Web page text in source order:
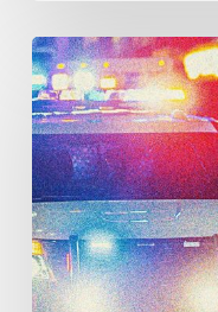
Le
LDL
et
le
CCLA
réclament
la
création
d’une